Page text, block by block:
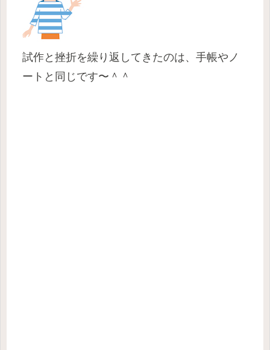
試作と挫折を繰り返してきたのは、手帳やノ
ートと同じです〜＾＾